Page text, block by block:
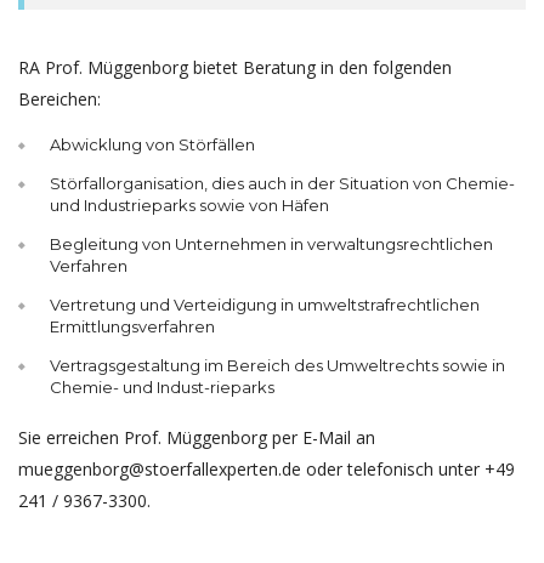
RA Prof. Müggenborg bietet Beratung in den folgenden
Bereichen:
Abwicklung von Störfällen
Störfallorganisation, dies auch in der Situation von Chemie-
und Industrieparks sowie von Häfen
Begleitung von Unternehmen in verwaltungsrechtlichen
Verfahren
Vertretung und Verteidigung in umweltstrafrechtlichen
Ermittlungsverfahren
Vertragsgestaltung im Bereich des Umweltrechts sowie in
Chemie- und Indust-rieparks
Sie erreichen Prof. Müggenborg per E-Mail an
mueggenborg@stoerfallexperten.de oder telefonisch unter +49
241 / 9367-3300.